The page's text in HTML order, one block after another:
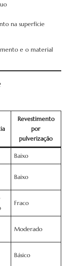
na superfície
e o material
Revestimento
por
pulverização
Baixo
Baixo
Fraco
Moderado
Básico